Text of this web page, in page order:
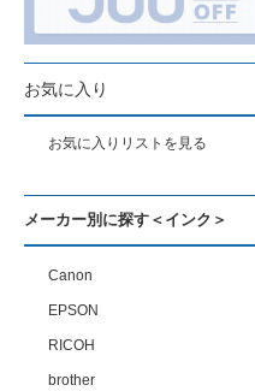
お気に入り
お気に入りリストを見る
メーカー別に探す＜インク＞
Canon
EPSON
RICOH
brother